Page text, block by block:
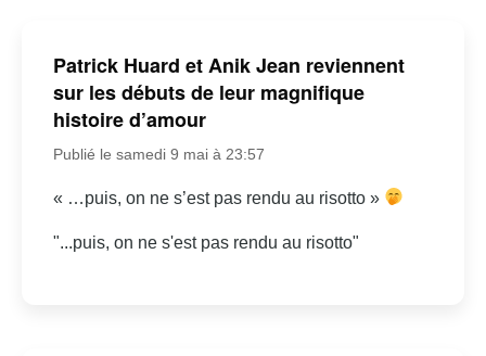
Patrick Huard et Anik Jean reviennent
sur les débuts de leur magnifique
histoire d’amour
Publié le samedi 9 mai à 23:57
« …puis, on ne s’est pas rendu au risotto »
"...puis, on ne s'est pas rendu au risotto"